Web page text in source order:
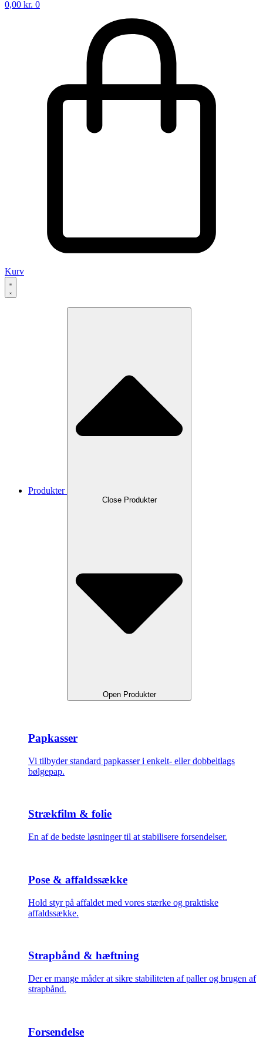
0,00 kr. 0
Kurv
Produkter
Close Produkter
Open Produkter
Papkasser
Vi tilbyder standard papkasser i enkelt- eller dobbeltlags
bølgepap.
Strækfilm & folie
En af de bedste løsninger til at stabilisere forsendelser.
Pose & affaldssække
Hold styr på affaldet med vores stærke og praktiske
affaldssække.
Strapbånd & hæftning
Der er mange måder at sikre stabiliteten af paller og brugen af
strapbånd.
Forsendelse